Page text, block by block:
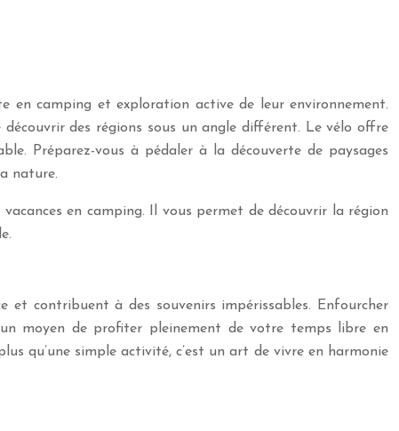
en camping et exploration active de leur environnement.
des régions sous un angle différent. Le vélo offre
Préparez-vous à pédaler à la découverte de paysages
nature.
en camping. Il vous permet de découvrir la région
et contribuent à des souvenirs impérissables. Enfourcher
moyen de profiter pleinement de votre temps libre en
qu’une simple activité, c’est un art de vivre en harmonie